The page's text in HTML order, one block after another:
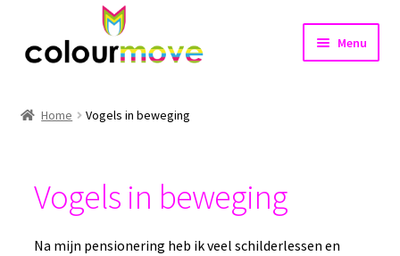
door
naar
Menu
Vogels in beweging
Home Vogels in beweging
Vogels in beweging
Na mijn pensionering heb ik veel schilderlessen en